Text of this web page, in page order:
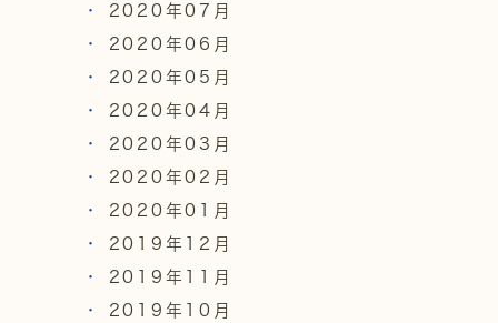
2020年07月
2020年06月
2020年05月
2020年04月
2020年03月
2020年02月
2020年01月
2019年12月
2019年11月
2019年10月